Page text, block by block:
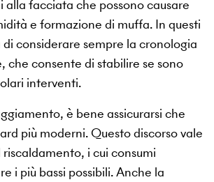
alla facciata che possono causare
e formazione di muffa. In questi
considerare sempre la cronologia
che consente di stabilire se sono
interventi.
è bene assicurarsi che
più moderni. Questo discorso vale
i cui consumi
i più bassi possibili. Anche la